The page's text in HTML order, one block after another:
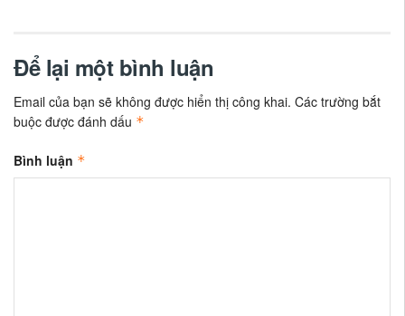
Để lại một bình luận
Email của bạn sẽ không được hiển thị công khai. Các trường bắt
buộc được đánh dấu *
Bình luận *